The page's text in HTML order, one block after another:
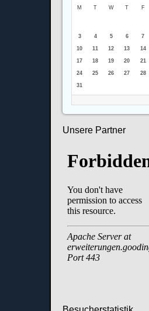
M T W T F
3 4 5 6 7
10 11 12 13 14
17 18 19 20 21
24 25 26 27 28
31
Unsere Partner